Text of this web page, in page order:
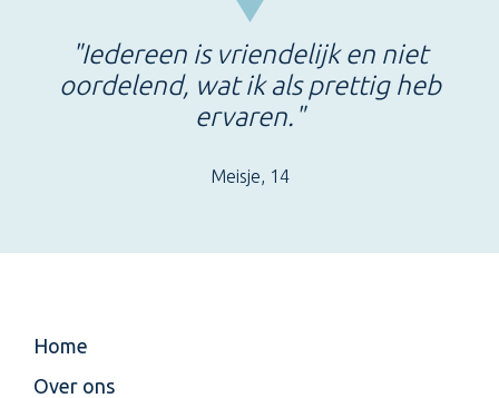
"Iedereen is vriendelijk en niet
oordelend, wat ik als prettig heb
ervaren."
Meisje, 14
Home
Over ons